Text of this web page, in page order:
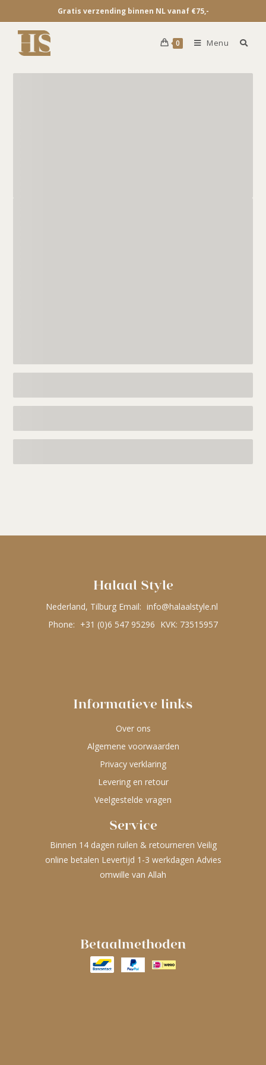
Gratis verzending binnen NL vanaf €75,-
0 Menu
Halaal Style
Nederland, Tilburg Email: info@halaalstyle.nl
Phone: +31 (0)6 547 95296 KVK: 73515957
Informatieve links
Over ons
Algemene voorwaarden
Privacy verklaring
Levering en retour
Veelgestelde vragen
Service
Binnen 14 dagen ruilen & retourneren Veilig
online betalen Levertijd 1-3 werkdagen Advies
omwille van Allah
Betaalmethoden